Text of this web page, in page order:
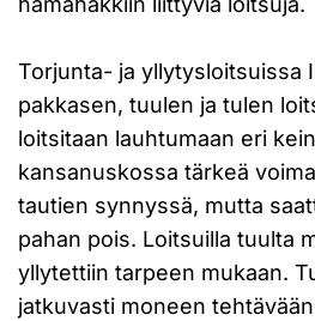
Torjunta- ja yllytysloitsuissa
pakkasen, tuulen ja tulen
loitsitaan lauhtumaan eri
kansanuskossa tärkeä
tautien synnyssä, mutta
pahan pois. Loitsuilla tuulta
yllytettiin tarpeen mukaan.
jatkuvasti moneen